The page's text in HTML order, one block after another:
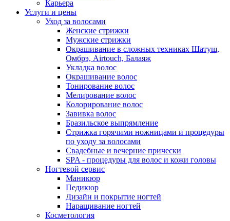
Карьера
Услуги и цены
Уход за волосами
Женские стрижки
Мужские стрижки
Окрашивание в сложных техниках Шатуш,
Омбрэ, Airtouch, Балаяж
Укладка волос
Окрашивание волос
Тонирование волос
Мелирование волос
Колорирование волос
Завивка волос
Бразильское выпрямление
Стрижка горячими ножницами и процедуры
по уходу за волосами
Свадебные и вечерние прически
SPA - процедуры для волос и кожи головы
Ногтевой сервис
Маникюр
Педикюр
Дизайн и покрытие ногтей
Наращивание ногтей
Косметология